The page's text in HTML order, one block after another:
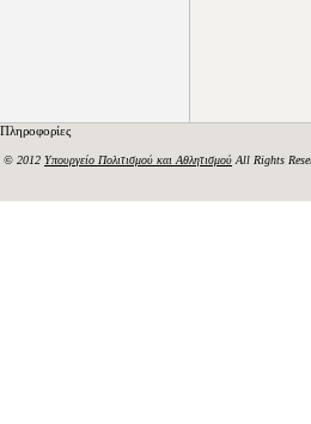
Πληροφορίες
© 2012 Υπουργείο Πολιτισμού και Αθλητισμού All Rights